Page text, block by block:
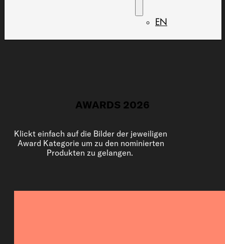
EN
AWARDS 2026
Klickt einfach auf die Bilder der jeweiligen
Award Kategorie um zu den nominierten
Produkten zu gelangen.